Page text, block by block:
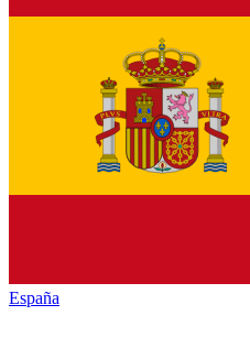
España